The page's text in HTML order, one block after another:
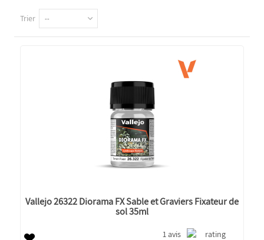
Trier --
Vallejo 26322 Diorama FX Sable et Graviers Fixateur de
sol 35ml
1 avis